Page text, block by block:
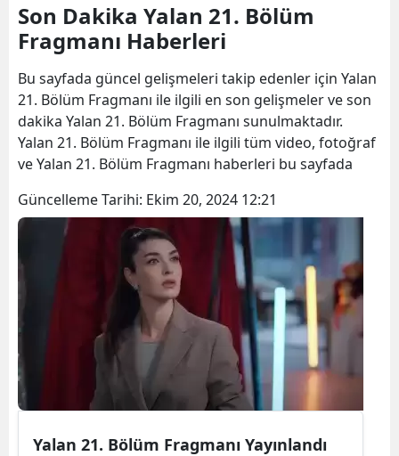
Son Dakika Yalan 21. Bölüm
Fragmanı Haberleri
Bu sayfada güncel gelişmeleri takip edenler için Yalan
21. Bölüm Fragmanı ile ilgili en son gelişmeler ve son
dakika Yalan 21. Bölüm Fragmanı sunulmaktadır.
Yalan 21. Bölüm Fragmanı ile ilgili tüm video, fotoğraf
ve Yalan 21. Bölüm Fragmanı haberleri bu sayfada
Güncelleme Tarihi: Ekim 20, 2024 12:21
Yalan 21. Bölüm Fragmanı Yayınlandı